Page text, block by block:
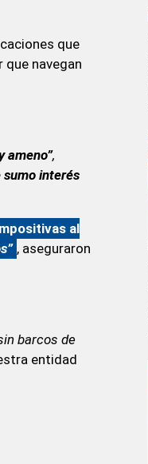
que
navegan
ameno”,
sumo interés
al
, aseguraron
barcos de
entidad